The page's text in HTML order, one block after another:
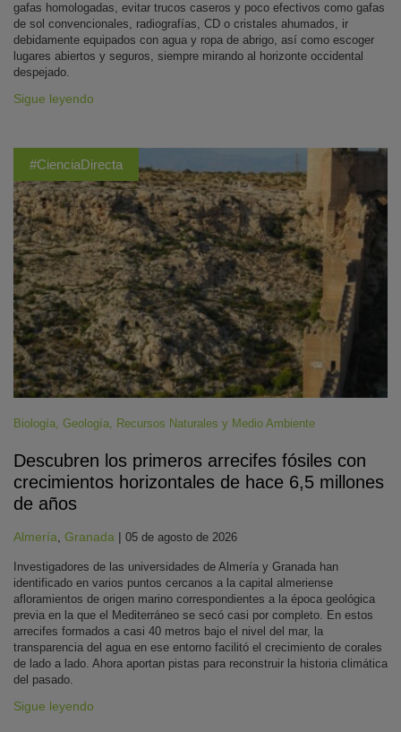
gafas homologadas, evitar trucos caseros y poco efectivos como gafas
de sol convencionales, radiografías, CD o cristales ahumados, ir
debidamente equipados con agua y ropa de abrigo, así como escoger
lugares abiertos y seguros, siempre mirando al horizonte occidental
despejado.
Sigue leyendo
#CienciaDirecta
Biología, Geología, Recursos Naturales y Medio Ambiente
Descubren los primeros arrecifes fósiles con
crecimientos horizontales de hace 6,5 millones
de años
Almería, Granada | 05 de agosto de 2026
Investigadores de las universidades de Almería y Granada han
identificado en varios puntos cercanos a la capital almeriense
afloramientos de origen marino correspondientes a la época geológica
previa en la que el Mediterráneo se secó casi por completo. En estos
arrecifes formados a casi 40 metros bajo el nivel del mar, la
transparencia del agua en ese entorno facilitó el crecimiento de corales
de lado a lado. Ahora aportan pistas para reconstruir la historia climática
del pasado.
Sigue leyendo